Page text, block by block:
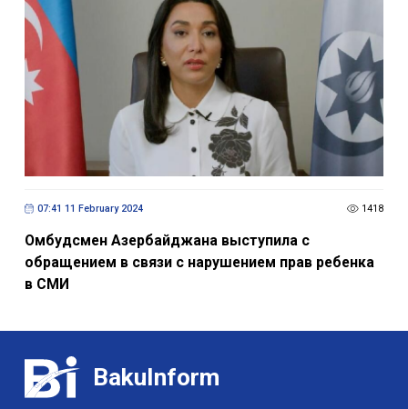
07:41 11 February 2024 1418
Омбудсмен Азербайджана выступила с
обращением в связи с нарушением прав ребенка
в СМИ
BakuInform